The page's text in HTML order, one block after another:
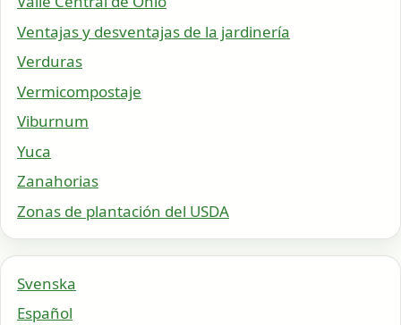
Ventajas y desventajas de la jardinería
Verduras
Vermicompostaje
Viburnum
Yuca
Zanahorias
Zonas de plantación del USDA
Svenska
Español